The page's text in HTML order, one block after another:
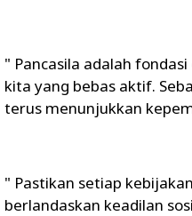
" Pancasila adalah
kita yang bebas aktif.
terus menunjukkan
" Pastikan setiap
berlandaskan keadilan